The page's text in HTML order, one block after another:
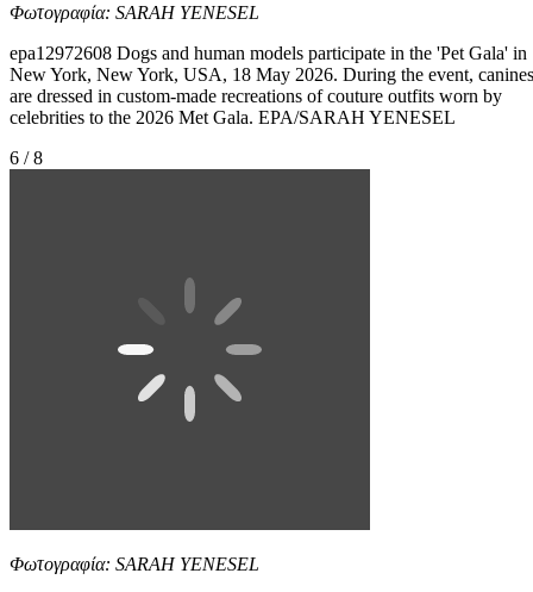
Φωτογραφία: SARAH YENESEL
epa12972608 Dogs and human models participate in the 'Pet Gala' in
New York, New York, USA, 18 May 2026. During the event, canines
are dressed in custom-made recreations of couture outfits worn by
celebrities to the 2026 Met Gala. EPA/SARAH YENESEL
6 / 8
Φωτογραφία: SARAH YENESEL